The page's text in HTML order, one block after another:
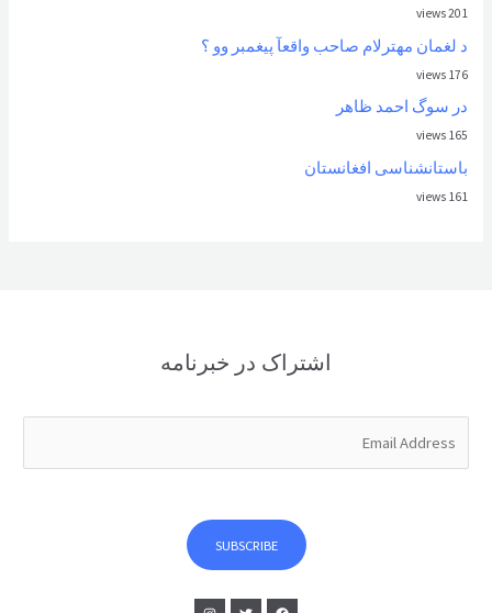
201 views
د لغمان مهترلام صاحب واقعآ پیغمبر وو ؟
176 views
در سوگ احمد ظاهر
165 views
باستانشناسی افغانستان
161 views
اشتراک در خبرنامه
SUBSCRIBE